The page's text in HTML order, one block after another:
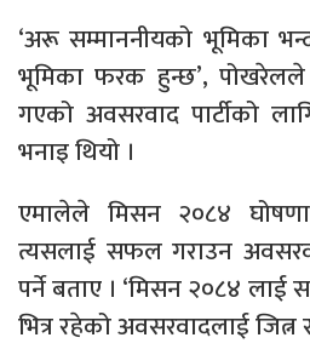
‘अरू सम्माननीयको भूमिका भन्दा
भूमिका फरक हुन्छ’, पोखरेलले
गएको अवसरवाद पार्टीको
भनाइ थियो ।
एमालेले मिसन २०८४
त्यसलाई सफल गराउन
पर्ने बताए । ‘मिसन २०८४ लाई
भित्र रहेको अवसरवादलाई